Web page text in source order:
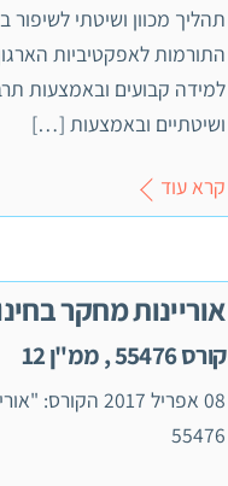
תהליך מכוון ושיטתי לשיפור
התורמות לאפקטיביות
למידה קבועים ובאמצעות
ושיטתיים ובאמצעות […]
קרא עוד
אוריינות מחקר
קורס 55476 , ממ"ן 12
‏08 אפריל 2017
55476